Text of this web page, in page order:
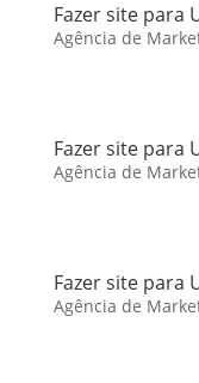
Fazer site para
Agência de
Fazer site para
Agência de
Fazer site para
Agência de